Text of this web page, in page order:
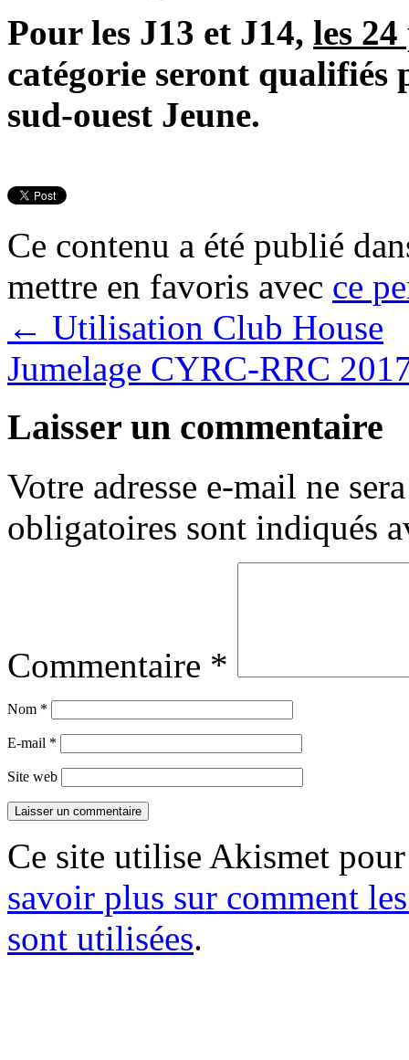
Pour les J13 et J14, les
catégorie seront qualifiés
sud-ouest Jeune.
Ce contenu a été publié
mettre en favoris avec ce
← Utilisation Club House
Jumelage CYRC-RRC
Laisser un commentaire
Votre adresse e-mail ne
obligatoires sont indiqués
Commentaire *
Nom *
E-mail *
Site web
Ce site utilise Akismet
savoir plus sur comment
sont utilisées.